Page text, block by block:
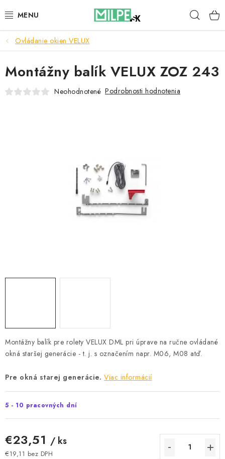
na
STREŠNÉ OKNÁ
PODKROVNÉ SCHODY
DOM A ZÁHRADA
Reklamace a vrácení zboží
Zásady používania súborov cookie
Ovládanie okien VELUX
Montážny balík pre rolety VELUX DML pri úprave na ručne ovládané
okná staršej generácie - t. j. s označením napr. M06, M08 atď.
Pre okná starej generácie. Viac informácií
5 - 10 pracovných dní
€23,51 / ks
€19,11 bez DPH
Montážny balík VELUX ZOZ 243
Neohodnotené Podrobnosti hodnotenia